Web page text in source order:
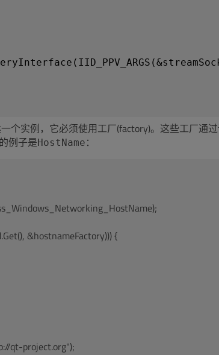
个实例，它必须使用工厂(factory)。这些工厂通
例子是HostName：
&hostnameFactory))) {
qt-project.org");